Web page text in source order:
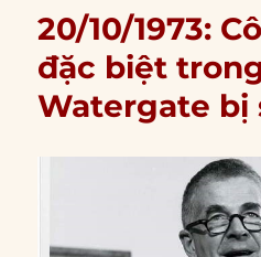
20/10/1973:
đặc biệt
Watergate bị